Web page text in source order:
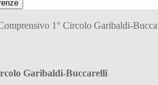
1° Circolo Garibaldi-
Garibaldi-Buccarelli